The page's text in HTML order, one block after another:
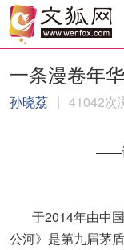
一条漫卷年
孙晓荔 | 41042次
——
于2014年由中国
公河》是第九届茅